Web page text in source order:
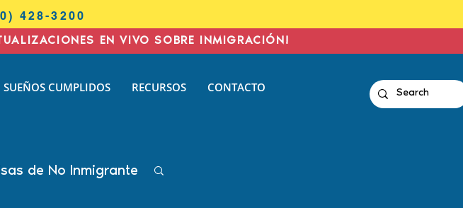
428-3200
EN VIVO SOBRE INMIGRACIÓN!
SUEÑOS CUMPLIDOS RECURSOS CONTACTO
de No Inmigrante